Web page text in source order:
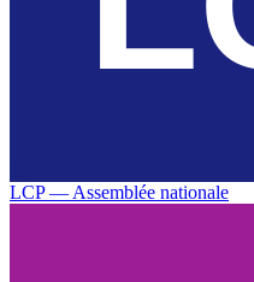
LCP — Assemblée nationale